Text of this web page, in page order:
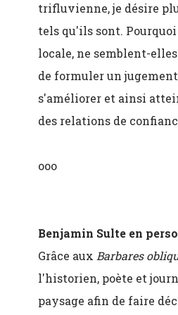
trifluvienne, je désire
tels qu'ils sont.
locale, ne semblent-
de formuler un
s'améliorer et ainsi
des relations de
ooo
Benjamin Sulte en
Grâce aux Barbares
l'historien, poète et
paysage afin de faire